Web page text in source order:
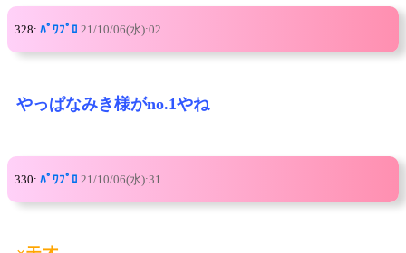
328: ﾊﾟﾜﾌﾟﾛ 21/10/06(水):02
やっぱなみき様がno.1やね
330: ﾊﾟﾜﾌﾟﾛ 21/10/06(水):31